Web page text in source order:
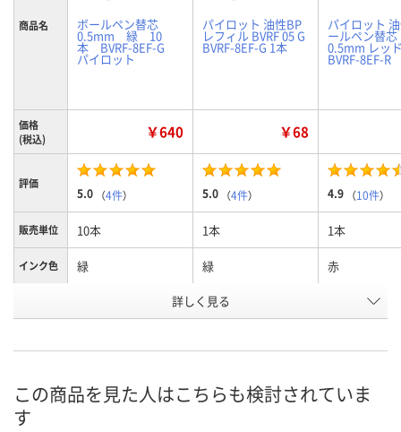
商品名 ボールペン替芯
0.5mm 緑 10
本 BVRF-8EF-G
パイロット
パイロット 油性BP
レフィル BVRF 05 G
BVRF-8EF-G 1本
パイロット
ールペン替芯
0.5mm レッ
BVRF-8EF-R
価格
(税込)
￥640 ￥68
評価
5.0 （4件） 5.0 （4件） 4.9 （10件）
販売単位 10本 1本 1本
インク色 緑 緑 赤
A606335 9916548
8月10日（月）
詳しく見る
この商品を見た人はこちらも検討されていま
す